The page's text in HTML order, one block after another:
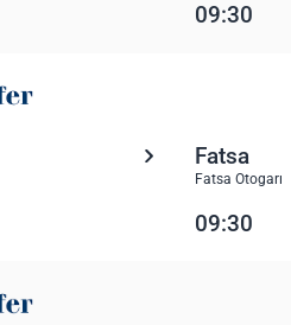
09:30
Fatsa
Fatsa Otogarı
09:30